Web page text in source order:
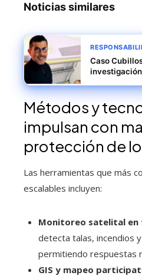
Noticias similares
Caso
Métodos y
impulsan con
protección de
Las herramientas que más
escalables incluyen:
Monitoreo satelital en
detecta talas, incendios
permitiendo respuestas
GIS y mapeo